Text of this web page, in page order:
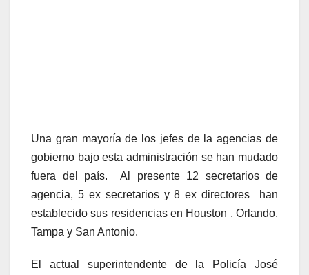
Una gran mayoría de los jefes de la agencias de
gobierno bajo esta administración se han mudado
fuera del país. Al presente 12 secretarios de
agencia, 5 ex secretarios y 8 ex directores han
establecido sus residencias en Houston , Orlando,
Tampa y San Antonio.
El actual superintendente de la Policía José